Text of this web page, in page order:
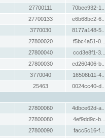
27700111 70bee932-1...
27700133 e6b68bc2-6...
3770030 8177a148-5...
27800020 f5bc4a51-0...
27800040 ccd3e8f1-3...
27800030 ed260406-b...
3770040 16508b11-4...
25463 0024cc40-d...
27800060 4dbce62d-a...
27800080 4ef9dd9c-b...
27800090 facc5c16-f...